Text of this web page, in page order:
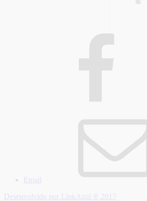
Email
Desenvolvido por LinkAzul ® 2017